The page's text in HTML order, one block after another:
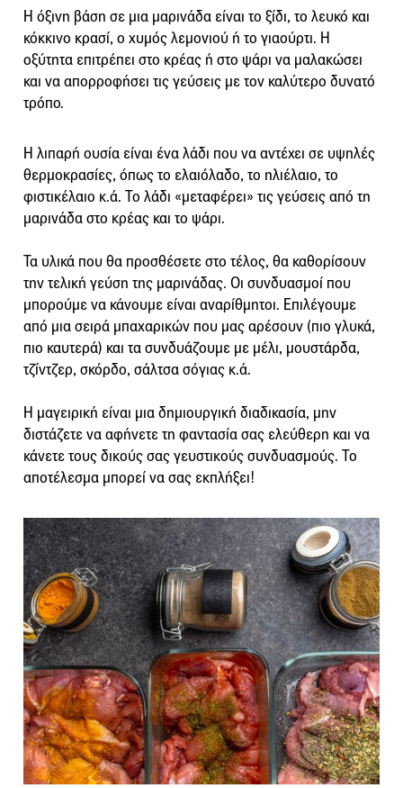
Η όξινη βάση σε μια μαρινάδα είναι το ξίδι, το λευκό και
κόκκινο κρασί, ο χυμός λεμονιού ή το γιαούρτι. Η
οξύτητα επιτρέπει στο κρέας ή στο ψάρι να μαλακώσει
και να απορροφήσει τις γεύσεις με τον καλύτερο δυνατό
τρόπο.
Η λιπαρή ουσία είναι ένα λάδι που να αντέχει σε υψηλές
θερμοκρασίες, όπως το ελαιόλαδο, το ηλιέλαιο, το
φιστικέλαιο κ.ά. Το λάδι «μεταφέρει» τις γεύσεις από τη
μαρινάδα στο κρέας και το ψάρι.
Τα υλικά που θα προσθέσετε στο τέλος, θα καθορίσουν
την τελική γεύση της μαρινάδας. Οι συνδυασμοί που
μπορούμε να κάνουμε είναι αναρίθμητοι. Επιλέγουμε
από μια σειρά μπαχαρικών που μας αρέσουν (πιο γλυκά,
πιο καυτερά) και τα συνδυάζουμε με μέλι, μουστάρδα,
τζίντζερ, σκόρδο, σάλτσα σόγιας κ.ά.
Η μαγειρική είναι μια δημιουργική διαδικασία, μην
διστάζετε να αφήνετε τη φαντασία σας ελεύθερη και να
κάνετε τους δικούς σας γευστικούς συνδυασμούς. Το
αποτέλεσμα μπορεί να σας εκπλήξει!